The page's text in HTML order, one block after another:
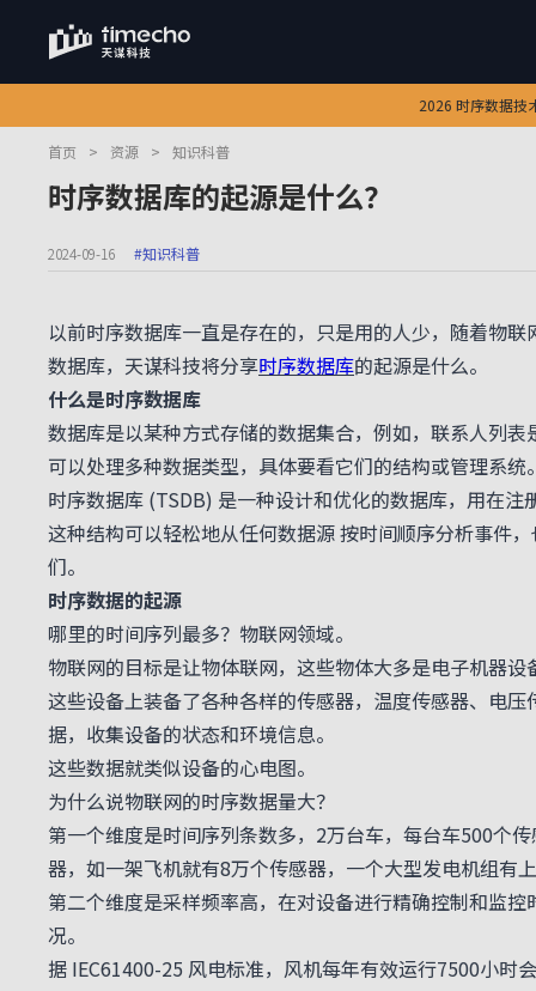
2026 时序数据技
首页 > 资源 > 知识科普
时序数据库的起源是什么？
2024-09-16 #知识科普
以前时序数据库一直是存在的，只是用的人少，随着物
数据库，天谋科技将分享时序数据库的起源是什么。
什么是时序数据库
数据库是以某种方式存储的数据集合，例如，联系人列
可以处理多种数据类型，具体要看它们的结构或管理系统
时序数据库 (TSDB) 是一种设计和优化的数据库，用在
这种结构可以轻松地从任何数据源 按时间顺序分析事件
们。
时序数据的起源
哪里的时间序列最多？物联网领域。
物联网的目标是让物体联网，这些物体大多是电子机器
这些设备上装备了各种各样的传感器，温度传感器、电
据，收集设备的状态和环境信息。
这些数据就类似设备的心电图。
为什么说物联网的时序数据量大？
第一个维度是时间序列条数多，2万台车，每台车500个
器，如一架飞机就有8万个传感器，一个大型发电机组有
第二个维度是采样频率高，在对设备进行精确控制和监
况。
据 IEC61400-25 风电标准，风机每年有效运行7500小